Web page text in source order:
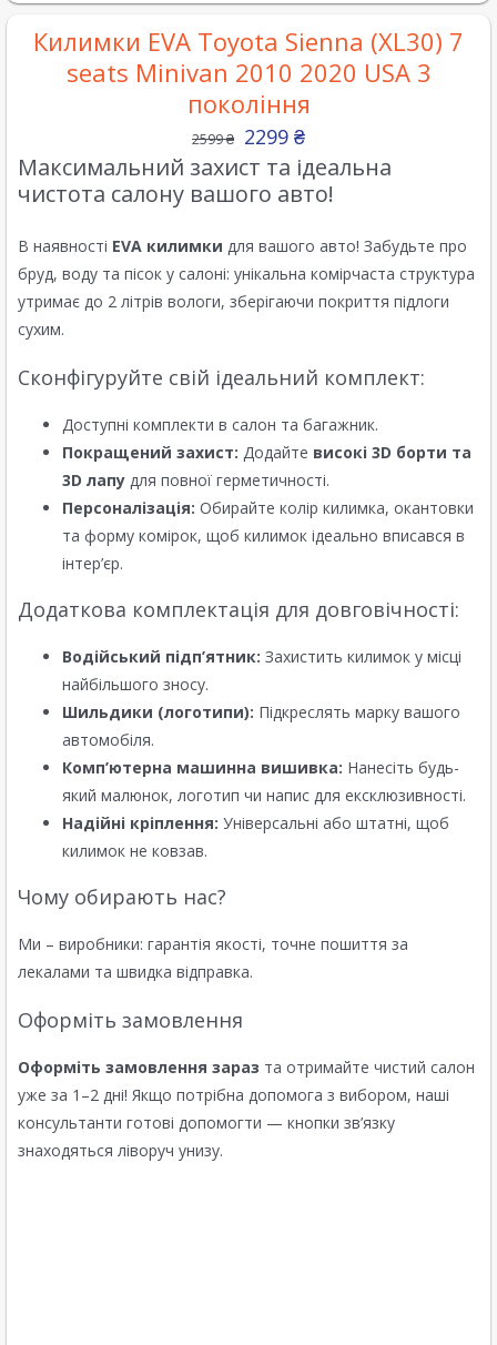
Килимки EVA Toyota Sienna (XL30) 7
seats Minivan 2010 2020 USA 3
покоління
2599₴ 2299 ₴
Максимальний захист та ідеальна
чистота салону вашого авто!
В наявності EVA килимки для вашого авто! Забудьте про
бруд, воду та пісок у салоні: унікальна комірчаста структура
утримає до 2 літрів вологи, зберігаючи покриття підлоги
сухим.
Сконфігуруйте свій ідеальний комплект:
Доступні комплекти в салон та багажник.
Покращений захист: Додайте високі 3D борти та
3D лапу для повної герметичності.
Персоналізація: Обирайте колір килимка, окантовки
та форму комірок, щоб килимок ідеально вписався в
інтер’єр.
Додаткова комплектація для довговічності:
Водійський підп’ятник: Захистить килимок у місці
найбільшого зносу.
Шильдики (логотипи): Підкреслять марку вашого
автомобіля.
Комп’ютерна машинна вишивка: Нанесіть будь-
який малюнок, логотип чи напис для ексклюзивності.
Надійні кріплення: Універсальні або штатні, щоб
килимок не ковзав.
Чому обирають нас?
Ми – виробники: гарантія якості, точне пошиття за
лекалами та швидка відправка.
Оформіть замовлення
Оформіть замовлення зараз та отримайте чистий салон
уже за 1–2 дні! Якщо потрібна допомога з вибором, наші
консультанти готові допомогти — кнопки зв’язку
знаходяться ліворуч унизу.